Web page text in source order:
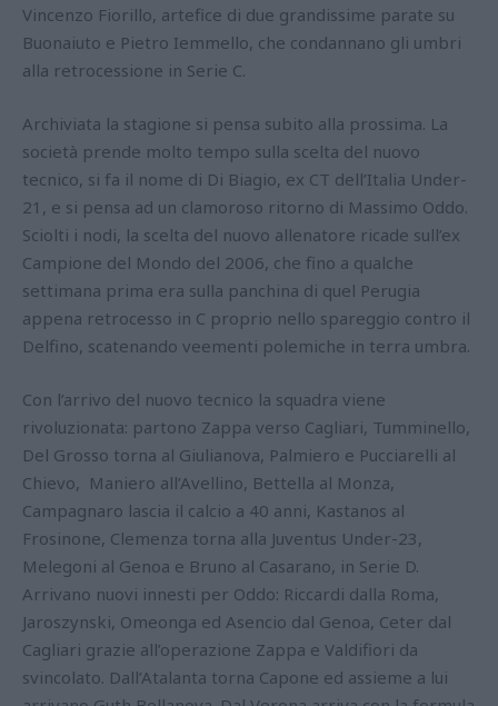
Vincenzo Fiorillo, artefice di due grandissime parate su
Buonaiuto e Pietro Iemmello, che condannano gli umbri
alla retrocessione in Serie C.
Archiviata la stagione si pensa subito alla prossima. La
società prende molto tempo sulla scelta del nuovo
tecnico, si fa il nome di Di Biagio, ex CT dell’Italia Under-
21, e si pensa ad un clamoroso ritorno di Massimo Oddo.
Sciolti i nodi, la scelta del nuovo allenatore ricade sull’ex
Campione del Mondo del 2006, che fino a qualche
settimana prima era sulla panchina di quel Perugia
appena retrocesso in C proprio nello spareggio contro il
Delfino, scatenando veementi polemiche in terra umbra.
Con l’arrivo del nuovo tecnico la squadra viene
rivoluzionata: partono Zappa verso Cagliari, Tumminello,
Del Grosso torna al Giulianova, Palmiero e Pucciarelli al
Chievo, Maniero all’Avellino, Bettella al Monza,
Campagnaro lascia il calcio a 40 anni, Kastanos al
Frosinone, Clemenza torna alla Juventus Under-23,
Melegoni al Genoa e Bruno al Casarano, in Serie D.
Arrivano nuovi innesti per Oddo: Riccardi dalla Roma,
Jaroszynski, Omeonga ed Asencio dal Genoa, Ceter dal
Cagliari grazie all’operazione Zappa e Valdifiori da
svincolato. Dall’Atalanta torna Capone ed assieme a lui